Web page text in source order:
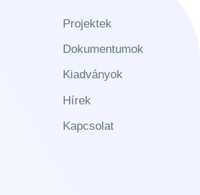
Projektek
Dokumentumok
Kiadványok
Hírek
Kapcsolat